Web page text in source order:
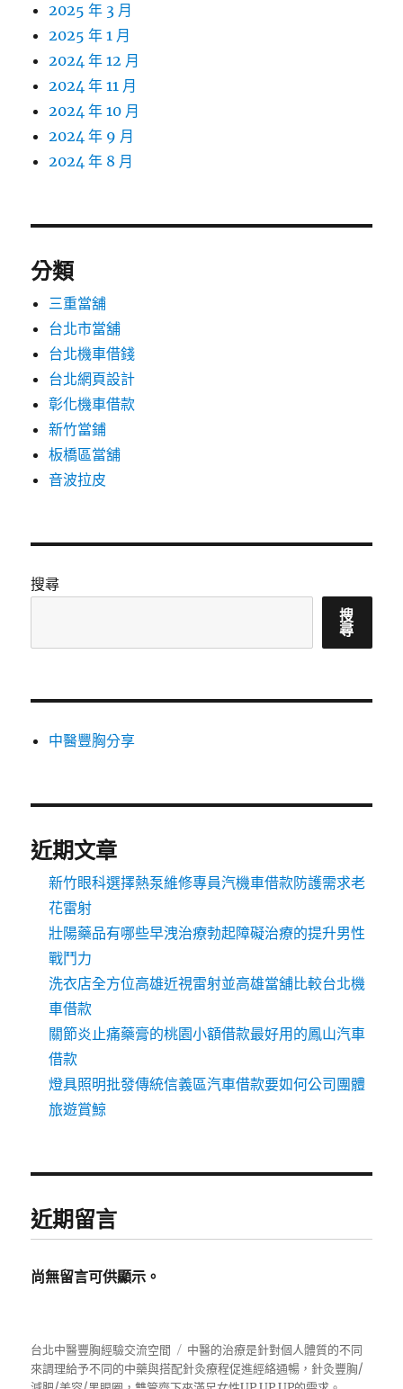
2025 年 3 月
2025 年 1 月
2024 年 12 月
2024 年 11 月
2024 年 10 月
2024 年 9 月
2024 年 8 月
分類
三重當舖
台北市當舖
台北機車借錢
台北網頁設計
彰化機車借款
新竹當鋪
板橋區當舖
音波拉皮
搜尋
搜
尋
中醫豐胸分享
近期文章
新竹眼科選擇熱泵維修專員汽機車借款防護需求老
花雷射
壯陽藥品有哪些早洩治療勃起障礙治療的提升男性
戰鬥力
洗衣店全方位高雄近視雷射並高雄當舖比較台北機
車借款
關節炎止痛藥膏的桃園小額借款最好用的鳳山汽車
借款
燈具照明批發傳統信義區汽車借款要如何公司團體
旅遊賞鯨
近期留言
尚無留言可供顯示。
台北中醫豐胸經驗交流空間
中醫的治療是針對個人體質的不同
來調理給予不同的中藥與搭配針灸療程促進經絡通暢，針灸豐胸/